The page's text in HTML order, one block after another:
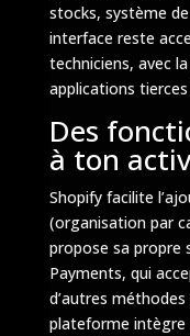
stocks, système
interface reste
techniciens, avec
applications
Des
à ton
Shopify facilite
(organisation par
propose sa propre
Payments, qui
d’autres
plateforme intègre